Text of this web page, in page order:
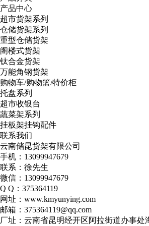
产品中心
超市货架系列
仓储货架系列
重型仓储货架
阁楼式货架
钛合金货架
万能角钢货架
购物车/购物篮/特价柜
托盘系列
超市收银台
蔬菜架系列
挂板架挂钩配件
联系我们
云南储昆货架有限公司
手机：13099947679
联系：徐先生
微信：13099947679
Q Q：375364119
网址：www.kmyunying.com
邮箱：375364119@qq.com
厂址：云南省昆明经开区阿拉街道办事处